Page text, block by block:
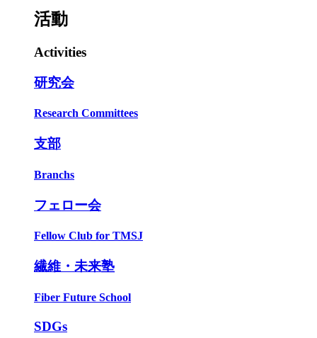
活動
Activities
研究会
Research Committees
支部
Branchs
フェロー会
Fellow Club for TMSJ
繊維・未来塾
Fiber Future School
SDGs